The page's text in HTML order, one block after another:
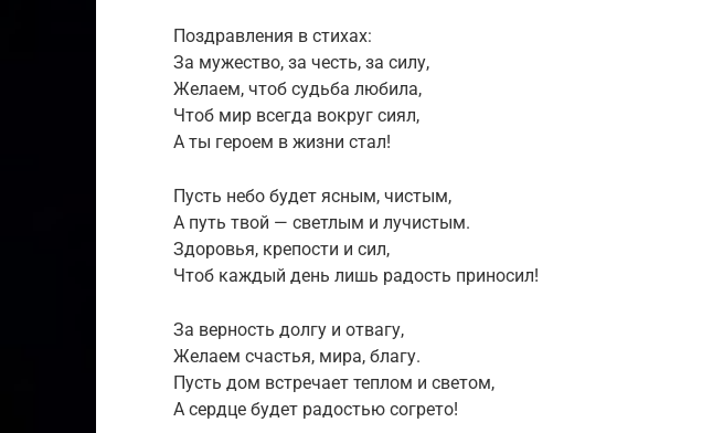
Поздравления в стихах:
За мужество, за честь, за силу,
Желаем, чтоб судьба любила,
Чтоб мир всегда вокруг сиял,
А ты героем в жизни стал!
Пусть небо будет ясным, чистым,
А путь твой — светлым и лучистым.
Здоровья, крепости и сил,
Чтоб каждый день лишь радость приносил!
За верность долгу и отвагу,
Желаем счастья, мира, благу.
Пусть дом встречает теплом и светом,
А сердце будет радостью согрето!